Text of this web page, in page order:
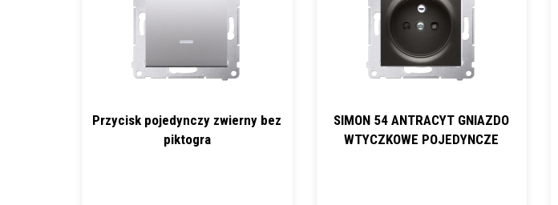
Przycisk pojedynczy zwierny bez
piktogra
SIMON 54 ANTRACYT GNIAZDO
WTYCZKOWE POJEDYNCZE